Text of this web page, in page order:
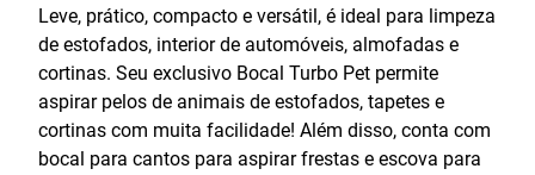
Leve, prático, compacto e versátil, é ideal para limpeza
de estofados, interior de automóveis, almofadas e
cortinas. Seu exclusivo Bocal Turbo Pet permite
aspirar pelos de animais de estofados, tapetes e
cortinas com muita facilidade! Além disso, conta com
bocal para cantos para aspirar frestas e escova para